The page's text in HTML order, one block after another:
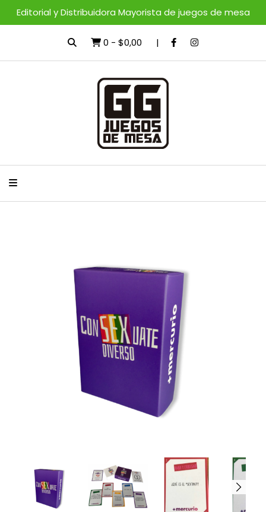
Editorial y Distribuidora Mayorista de juegos de mesa
0 - $0,00